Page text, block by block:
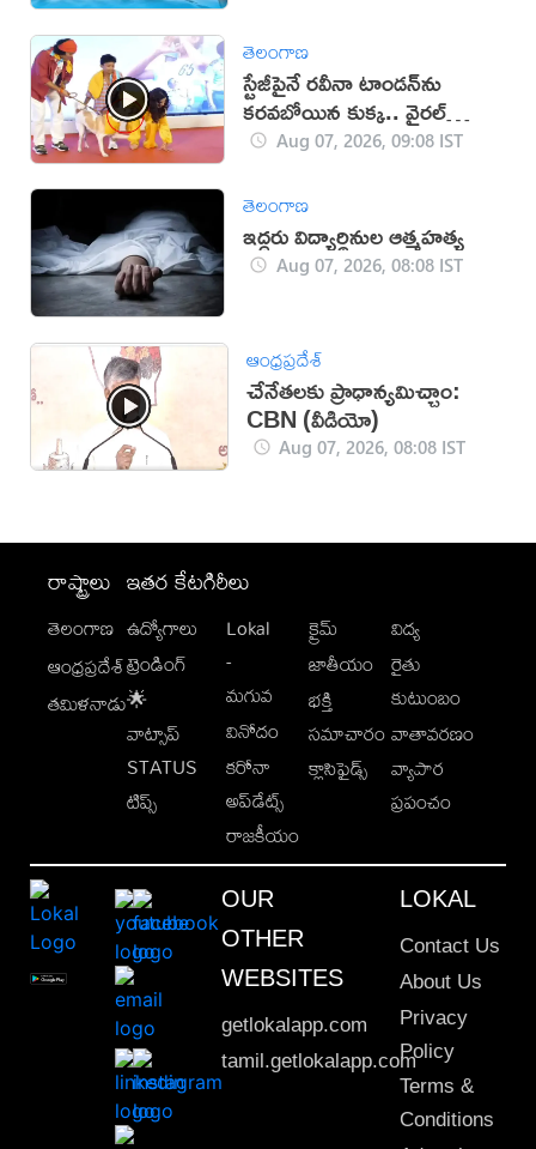
తెలంగాణ
స్టేజీపైనే రవీనా టాండన్‌ను
కరవబోయిన కుక్క.. వైరల్
వీడియోAug 07, 2026, 09:08 IST
తెలంగాణ
ఇద్దరు విద్యార్థినుల ఆత్మహత్య
Aug 07, 2026, 08:08 IST
ఆంధ్రప్రదేశ్
చేనేతలకు ప్రాధాన్యమిచ్చాం:
CBN (వీడియో)
Aug 07, 2026, 08:08 IST
రాష్ట్రాలు
తెలంగాణ
ఆంధ్రప్రదేశ్
తమిళనాడు
ఇతర కేటగిరీలు
ఉద్యోగాలు
ట్రెండింగ్
🌟
వాట్సాప్
STATUS
టిప్స్
Lokal
-
మగువ
వినోదం
కరోనా
అప్‌డేట్స్
రాజకీయం
క్రైమ్
జాతీయం
భక్తి
సమాచారం
క్లాసిఫైడ్స్
విద్య
రైతు
కుటుంబం
వాతావరణం
వ్యాపార
ప్రపంచం
OUR
OTHER
WEBSITES
getlokalapp.com
tamil.getlokalapp.com
LOKAL
Contact Us
About Us
Privacy
Policy
Terms &
Conditions